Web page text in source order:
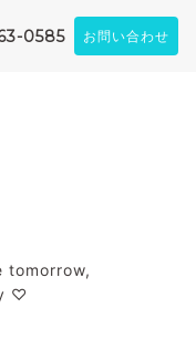
0585 お問い合わせ
tomorrow,
♡